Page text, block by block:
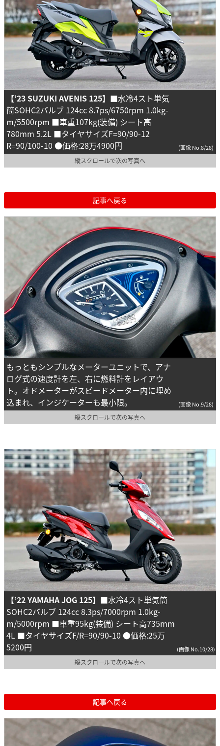
【’23 SUZUKI AVENIS 125】 ■水冷4スト単気
筒SOHC2バルブ 124cc 8.7ps/6750rpm 1.0kg-
m/5500rpm ■車重107kg(装備) シート高
780mm 5.2L ■タイヤサイズF=90/90-12
R=90/100-10 ●価格:28万4900円
(画像 No.8/28)
縦スクロールで次の写真へ
記事へ戻る
もっともシンプルなメーターユニットで、アナ
ログ式の速度計を左、右に燃料計をレイアウ
ト。オドメーターがスピードメーター内に埋め
込まれ、インジケーターも最小限。
(画像 No.9/28)
縦スクロールで次の写真へ
【’22 YAMAHA JOG 125】 ■水冷4スト単気筒
SOHC2バルブ 124cc 8.3ps/7000rpm 1.0kg-
m/5000rpm ■車重95kg(装備) シート高735mm
4L ■タイヤサイズF/R=90/90-10 ●価格:25万
5200円
(画像 No.10/28)
縦スクロールで次の写真へ
記事へ戻る